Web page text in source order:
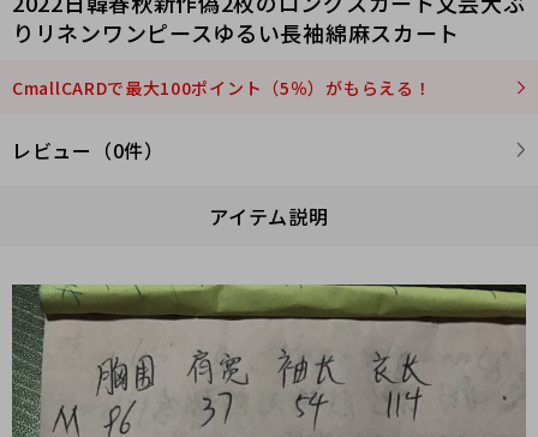
りリネンワンピースゆるい長袖綿麻スカート
CmallCARDで最大100ポイント（5％）がもらえる！
レビュー（0件）
アイテム説明